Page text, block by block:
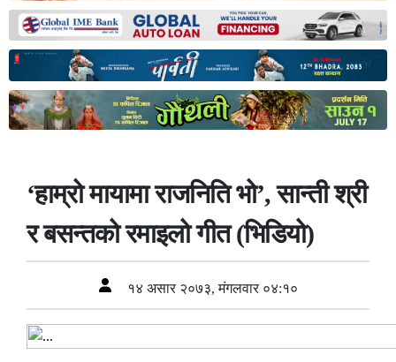
‘हाम्रो मायामा राजनिति भो’, सान्ती श्री
र बसन्तको रमाइलो गीत (भिडियो)
१४ असार २०७३, मंगलवार ०४:१०